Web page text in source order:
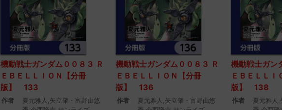
機動戦士ガンダム００８３ Ｒ
ＥＢＥＬＬＩＯＮ【分冊
版】 133
作者
夏元雅人,矢立肇・富野由悠
機動戦士ガンダム００８３ Ｒ
ＥＢＥＬＬＩＯＮ【分冊
版】 136
作者
夏元雅人,矢立肇・富野由悠
機動戦士ガン
ＥＢＥＬＬＩ
版】 138
作者
夏元雅人,